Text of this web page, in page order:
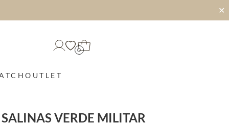
✕
0
OUTLET
VERDE MILITAR